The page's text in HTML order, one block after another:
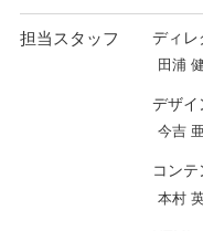
担当スタッフ ディレ
田浦
デザイ
今吉
コン
本村